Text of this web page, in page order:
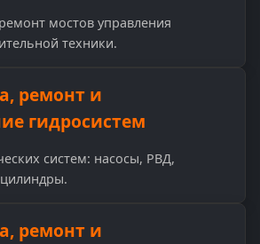
мостов управления
техники.
ремонт и
гидросистем
систем: насосы, РВД,
ремонт и